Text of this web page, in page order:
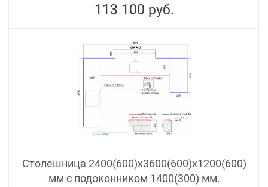
113 100 руб.
Столешница 2400(600)х3600(600)x1200(600)
мм с подоконником 1400(300) мм.